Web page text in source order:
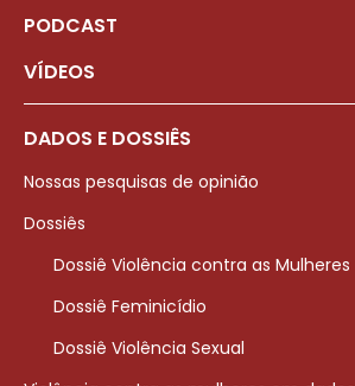
PODCAST
VÍDEOS
DADOS E DOSSIÊS
Nossas pesquisas de opinião
Dossiês
Dossiê Violência contra as Mulheres
Dossiê Feminicídio
Dossiê Violência Sexual